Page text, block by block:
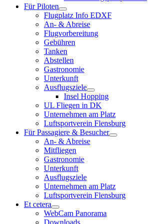
Für Piloten
Flugplatz Info EDXF
An- & Abreise
Flugvorbereitung
Gebühren
Tanken
Abstellen
Gastronomie
Unterkunft
Ausflugsziele
Insel Hopping
UL Fliegen in DK
Unternehmen am Platz
Luftsportverein Flensburg
Für Passagiere & Besucher
An- & Abreise
Mitfliegen
Gastronomie
Unterkunft
Ausflugsziele
Unternehmen am Platz
Luftsportverein Flensburg
Et cetera
WebCam Panorama
Downloads